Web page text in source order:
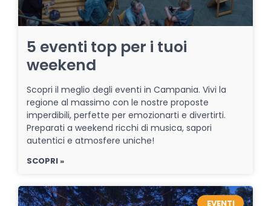
5 eventi top per i tuoi
weekend
Scopri il meglio degli eventi in Campania. Vivi la
regione al massimo con le nostre proposte
imperdibili, perfette per emozionarti e divertirti.
Preparati a weekend ricchi di musica, sapori
autentici e atmosfere uniche!
SCOPRI »
EVENTI